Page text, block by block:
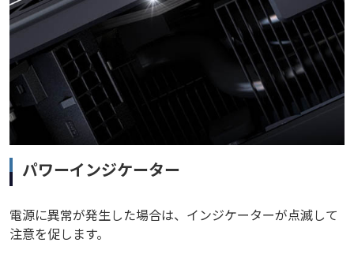
パワーインジケーター
電源に異常が発生した場合は、インジケーターが点滅して
注意を促します。